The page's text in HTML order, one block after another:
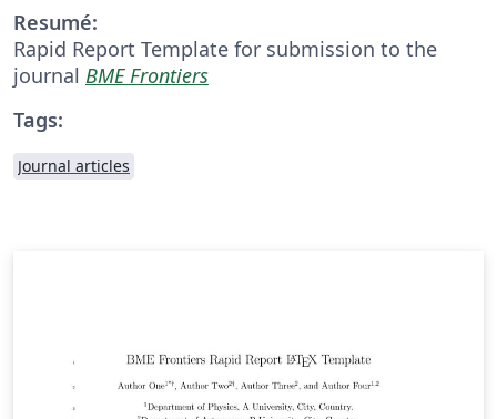
Resumé:
Rapid Report Template for submission to the
journal BME Frontiers
Tags:
Journal articles